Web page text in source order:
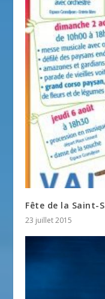
Fête de la Saint-
23 juillet 2015